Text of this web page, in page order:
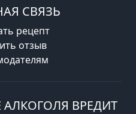
СВЯЗЬ
рецепт
отзыв
АЛКОГОЛЯ ВРЕДИТ